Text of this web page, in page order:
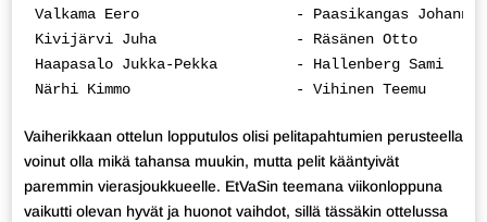
Valkama Eero                  - Paasikangas
Kivijärvi Juha                - Räsänen Otto
Haapasalo Jukka-Pekka         - Hallenberg
Närhi Kimmo                   - Vihinen Teemu
Vaiherikkaan ottelun lopputulos olisi pelitapahtumien perusteella
voinut olla mikä tahansa muukin, mutta pelit kääntyivät
paremmin vierasjoukkueelle. EtVaSin teemana viikonloppuna
vaikutti olevan hyvät ja huonot vaihdot, sillä tässäkin ottelussa